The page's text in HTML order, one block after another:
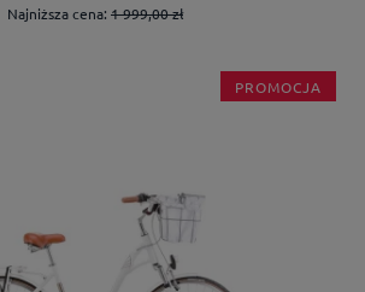
Najniższa cena: 1 999,00 zł
PROMOCJA